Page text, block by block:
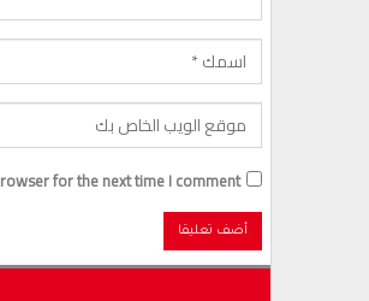
for the next time I comment.